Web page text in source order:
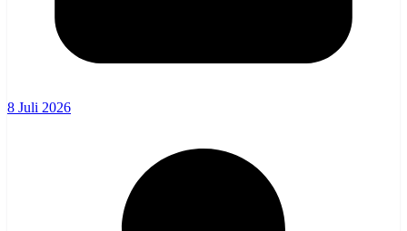
8 Juli 2026